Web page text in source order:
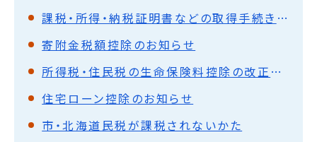
課税・所得・納税証明書などの取得手続き方法など
寄附金税額控除のお知らせ
所得税・住民税の生命保険料控除の改正について
住宅ローン控除のお知らせ
市・北海道民税が課税されないかた